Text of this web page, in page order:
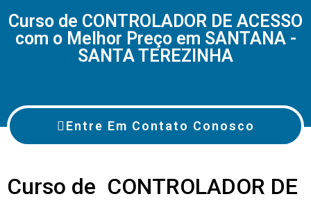
Curso de CONTROLADOR DE ACESSO
com o Melhor Preço em SANTANA -
SANTA TEREZINHA
Entre Em Contato Conosco
Curso de CONTROLADOR DE